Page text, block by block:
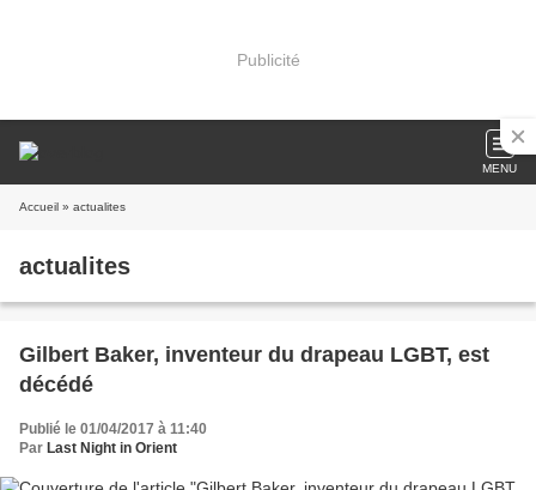
Publicité
MENU
Accueil » actualites
actualites
Gilbert Baker, inventeur du drapeau LGBT, est
décédé
Publié le 01/04/2017 à 11:40
Par Last Night in Orient